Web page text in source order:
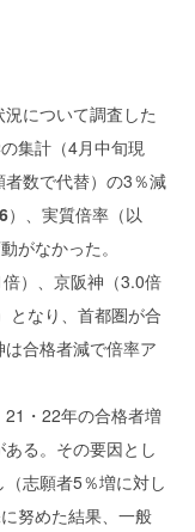
について調査した
集計（4月中旬現
数で代替）の3％減
）、実質倍率（以
がなかった。
）、京阪神（3.0倍
なり、首都圏が合
合格者減で倍率ア
・22年の合格者増
る。その要因とし
志願者5％増に対し
努めた結果、一般